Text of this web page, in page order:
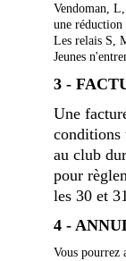
Vendoman,
une réduction
Les relais S,
Jeunes
3 -
Une
conditions
au club
pour
les 30 et
4 -
Vous pourrez